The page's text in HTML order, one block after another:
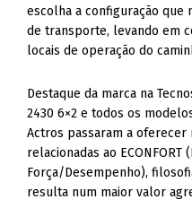
escolha a configuração que
de transporte, levando em
locais de operação do
Destaque da marca na
2430 6×2 e todos os
Actros passaram a oferecer
relacionadas ao ECONFORT
Força/Desempenho),
resulta num maior valor